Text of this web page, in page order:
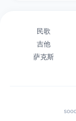
民歌
吉他
萨克斯